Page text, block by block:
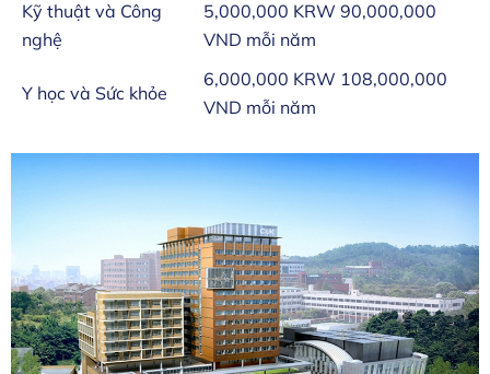
Kỹ thuật và Công
nghệ
5,000,000 KRW 90,000,000
VND mỗi năm
Y học và Sức khỏe
6,000,000 KRW 108,000,000
VND mỗi năm